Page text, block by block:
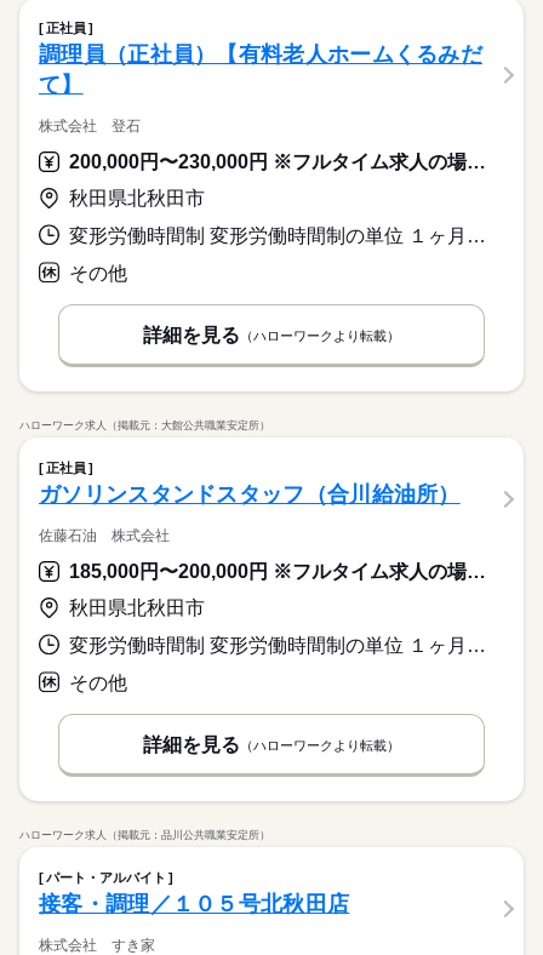
正社員
調理員（正社員）【有料老人ホームくるみだ
て】
株式会社 登石
200,000円〜230,000円 ※フルタイム求人の場合は月額（換算額）、パート求人の場合は時間額を表示しています。
秋田県北秋田市
変形労働時間制 変形労働時間制の単位 １ヶ月単位 就業時間１ 5時45分〜14時45分 就業時間２ 9時45分〜18時45分
その他
詳細を見る （ハローワークより転載）
ハローワーク求人（掲載元：大館公共職業安定所）
正社員
ガソリンスタンドスタッフ（合川給油所）
佐藤石油 株式会社
185,000円〜200,000円 ※フルタイム求人の場合は月額（換算額）、パート求人の場合は時間額を表示しています。
秋田県北秋田市
変形労働時間制 変形労働時間制の単位 １ヶ月単位 就業時間１ 7時00分〜16時00分 就業時間２ 9時00分〜18時00分 就業時間３ 10時00分〜19時00分 就業時間に関する特記事項 ◎（１）～（３）のシフト制
その他
詳細を見る （ハローワークより転載）
ハローワーク求人（掲載元：品川公共職業安定所）
パート・アルバイト
接客・調理／１０５号北秋田店
株式会社 すき家